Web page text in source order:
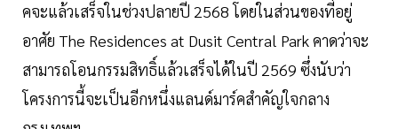
คจะแล้วเสร็จในช่วงปลายปี 2568 โดยในส่วนของที่อยู่
อาศัย The Residences at Dusit Central Park คาดว่าจะ
สามารถโอนกรรมสิทธิ์แล้วเสร็จได้ในปี 2569 ซึ่งนับว่า
โครงการนี้จะเป็นอีกหนึ่งแลนด์มาร์คสำคัญใจกลาง